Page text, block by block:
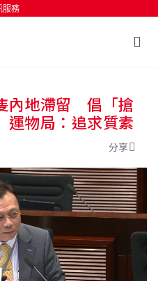
服務
開始搜尋
內地滯留 倡「搶
物局：追求質素
分享